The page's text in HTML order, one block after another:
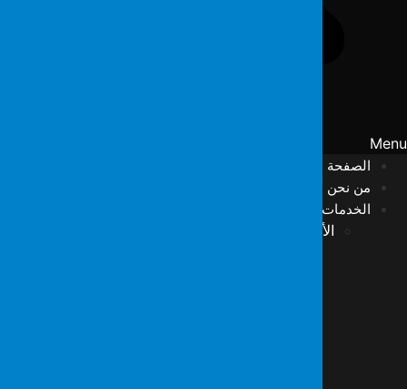
الصفحة الرئيسية
من نحن
الخدمات
الأمن السيبراني